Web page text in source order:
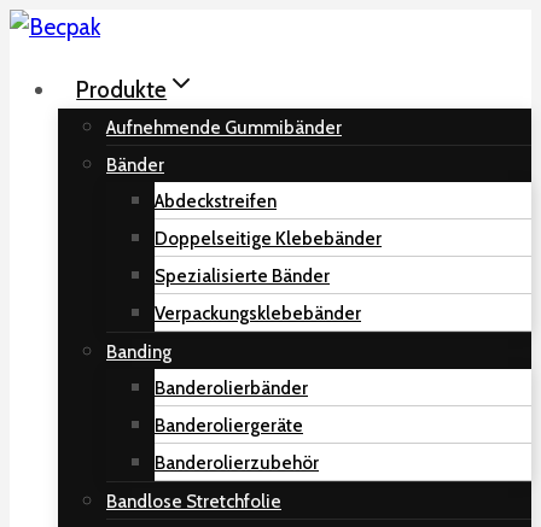
Zum
springenProdukte
Aufnehmende Gummibänder
Bänder
Abdeckstreifen
Doppelseitige Klebebänder
Spezialisierte Bänder
Verpackungsklebebänder
Banding
Banderolierbänder
Banderoliergeräte
Banderolierzubehör
Bandlose Stretchfolie